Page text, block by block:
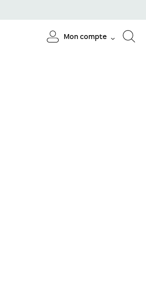
Mon compte